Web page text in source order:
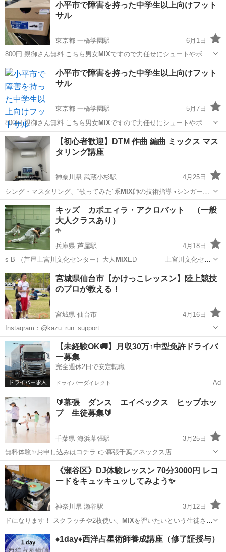
ジオ （加古川駅近く） 料金…一回1000円 ...
小平市で障害を持った中学生以上向けフット
サル
東京都 一橋学園駅
6月1日
800円 親御さん無料 こちら男女MIXですので力任せにシュートやボデ
ィコンタ…
東京 一橋学園駅 その他
小平市で障害を持った中学生以上向けフット
サル
東京都 一橋学園駅
5月7日
800円 親御さん無料 こちら男女MIXですので力任せにシュートやボデ
ィコンタ…
東京 小平市 一橋学園駅 MIX
【初心者歓迎】DTM 作曲 編曲 ミックス マス
タリング講座
神奈川県 武蔵小杉駅
4月25日
シング・マスタリング、“歌ってみた”系MIX師の技術指導 •シンガーソ
ングライター…
神奈川 川崎市 武蔵小杉駅 DTM
キッズ カポエィラ・アクロバット （一般
大人クラスあり）
兵庫県 芦屋駅
4月18日
s B （芦屋上宮川文化センター）大人 MIXED 上宮川文化セン
ター …
兵庫 芦屋市 芦屋駅 ダンス
宮城県仙台市【かけっこレッスン】陸上競技
のプロが教える！
宮城県 仙台市
4月16日
Instagram：@kazu_run_support
https://www.instagram.com/kazu_run_support?
igsh=emplYnVzNHJjYmIx &utm_source=qr 約１時間...
宮城 仙台市 かけっこ 短距離走
【未経験OK🚚】月収30万↑中型免許ドライバ
ー募集
完全週休2日で安定転職
ドライバーダイレクト Ad
🔰幕張 ダンス エイベックス ヒップホッ
プ 生徒募集🔰
千葉県 海浜幕張駅
3月25日
無料体験✨お申し込みはコチラ 👉幕張千葉アネックス店
https://adm-comix.avex.jp/adm_reservation/?shop=21 👉ベイパークア
リーナ店 https://adm-comix.av...
千葉 千葉市 海浜幕張駅 ヒップホップ BTS
《瀬谷区》DJ体験レッスン 70分3000円 レコ
ードをキュッキュッしてみよう✨
神奈川県 瀬谷駅
3月12日
ドになります！ スクラッチや2枚使い、
MIXを習いたいという生徒さん
が多いです✿︎…
神奈川 横浜市 瀬谷駅 その他
♦1day♦西洋占星術師養成講座（修了証授与）